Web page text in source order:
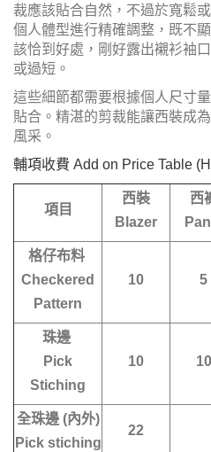
裁應該貼合自然，不過於寬鬆
個人體型進行精確調整，既不
該恰到好處，剛好露出襯衫袖
或過短。
這些細節都需要根據個人尺寸
貼合。精湛的剪裁能讓西裝成
風采。
輔項收費 Add on Price Table
項目
西裝
Blazer
西
格仔布料
Checkered
Pattern
10 5
珠邊
Pick
Stiching
10 10
全珠邊 (內外)
Pick stiching
22